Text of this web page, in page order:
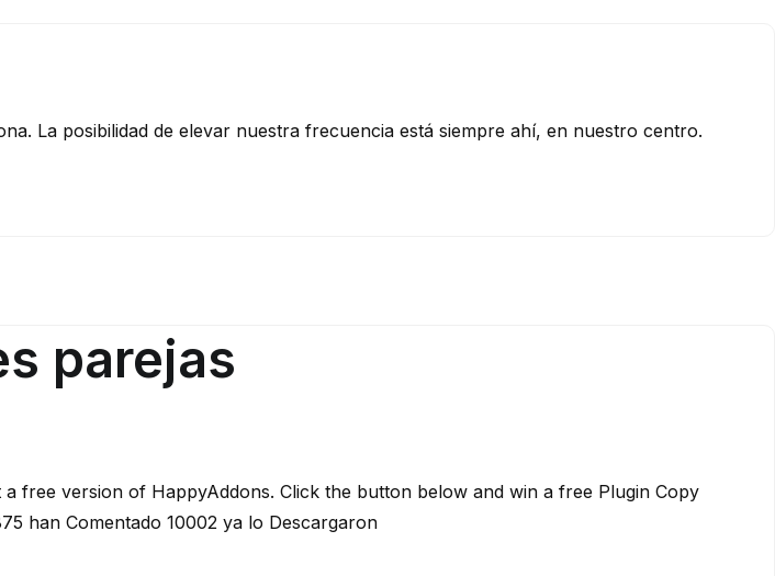
La posibilidad de elevar nuestra frecuencia está siempre ahí, en nuestro centro.
parejas
free version of HappyAddons. Click the button below and win a free Plugin Copy
han Comentado 10002 ya lo Descargaron